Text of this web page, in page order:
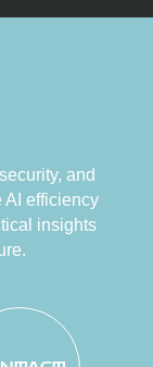
and
AI efficiency
insights